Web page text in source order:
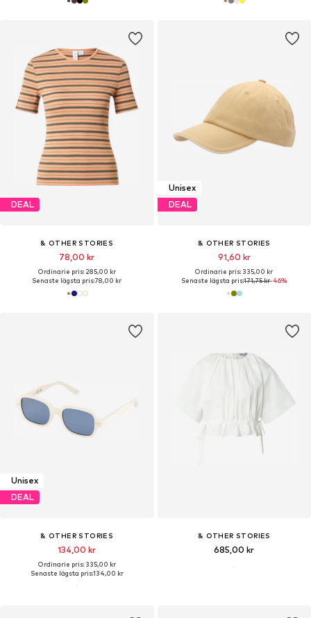
DEAL
& OTHER STORIES
78,00 kr
Ordinarie pris: 285,00 kr
Senaste lägsta pris:78,00 kr
Unisex
DEAL
& OTHER STORIES
91,60 kr
Ordinarie pris: 335,00 kr
Senaste lägsta pris:171,75 kr-46%
Unisex
DEAL
& OTHER STORIES
134,00 kr
Ordinarie pris: 335,00 kr
Senaste lägsta pris:134,00 kr
& OTHER STORIES
685,00 kr